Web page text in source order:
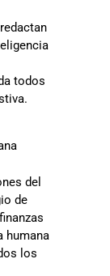
todos
del
de
humana
los